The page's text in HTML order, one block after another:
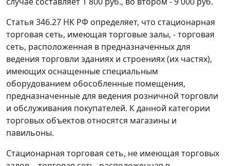
Статья 346.27 НК РФ определяет, что стационарная
торговая сеть, имеющая торговые залы, - торговая
сеть, расположенная в предназначенных для
ведения торговли зданиях и строениях (их частях),
имеющих оснащенные специальным
оборудованием обособленные помещения,
предназначенные для ведения розничной торговли
и обслуживания покупателей. К данной категории
торговых объектов относятся магазины и
павильоны.
Стационарная торговая сеть, не имеющая торговых